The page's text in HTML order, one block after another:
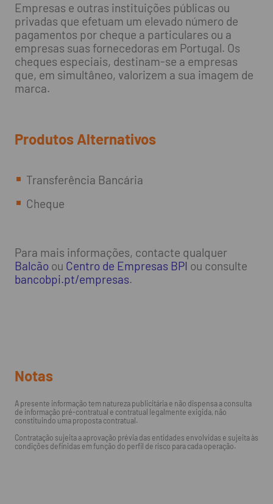
Empresas e outras instituições públicas ou
privadas que efetuam um elevado número de
pagamentos por cheque a particulares ou a
empresas suas fornecedoras em Portugal. Os
cheques especiais, destinam-se a empresas
que, em simultâneo, valorizem a sua imagem de
marca.
Produtos Alternativos
Transferência Bancária
Cheque
Para mais informações, contacte qualquer
Balcão ou Centro de Empresas BPI ou consulte
bancobpi.pt/empresas.
Notas
A presente informação tem natureza publicitária e não dispensa a consulta
de informação pré-contratual e contratual legalmente exigida, não
constituindo uma proposta contratual.
Contratação sujeita a aprovação prévia das entidades envolvidas e sujeita às
condições definidas em função do perfil de risco para cada operação.